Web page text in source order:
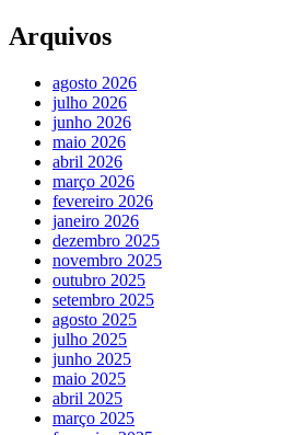
Arquivos
agosto 2026
julho 2026
junho 2026
maio 2026
abril 2026
março 2026
fevereiro 2026
janeiro 2026
dezembro 2025
novembro 2025
outubro 2025
setembro 2025
agosto 2025
julho 2025
junho 2025
maio 2025
abril 2025
março 2025